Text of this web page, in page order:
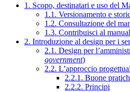
1. Scopo, destinatari e uso del
1.1. Versionamento e
1.2. Consultazione del
1.3. Contribuisci al
2. Introduzione al design per i
2.1. Design per
government)
2.2. L’approccio
2.2.1. Buone
2.2.2. Principi